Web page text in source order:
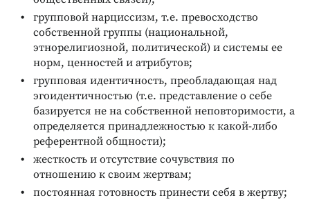
групповой нарциссизм, т.е. превосходство
собственной группы (национальной,
этнорелигиозной, политической) и системы ее
норм, ценностей и атрибутов;
групповая идентичность, преобладающая над
эгоидентичностью (т.е. представление о себе
базируется не на собственной неповторимости, а
определяется принадлежностью к какой-либо
референтной общности);
жесткость и отсутствие сочувствия по
отношению к своим жертвам;
постоянная готовность принести себя в жертву;